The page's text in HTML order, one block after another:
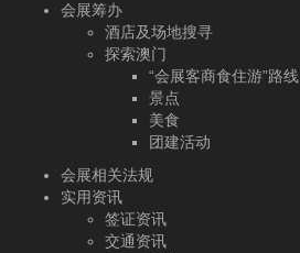
会展筹办
酒店及场地搜寻
探索澳门
“会展客商食住游”路线
景点
美食
团建活动
会展相关法规
实用资讯
签证资讯
交通资讯